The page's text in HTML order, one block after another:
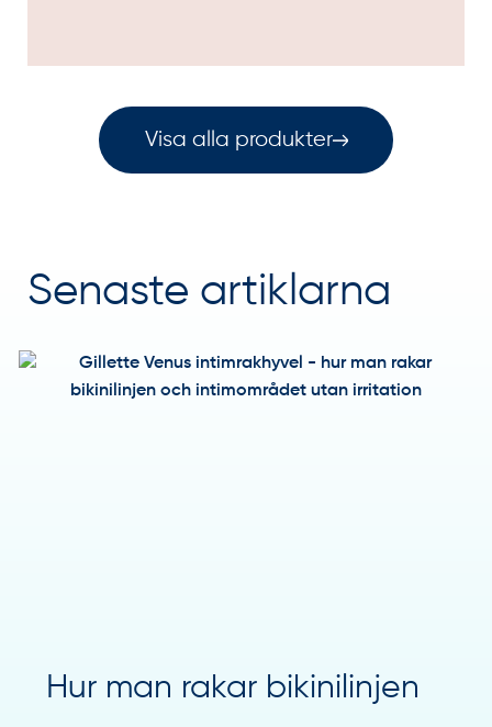
Visa alla produkter
Senaste artiklarna
Hur man rakar bikinilinjen